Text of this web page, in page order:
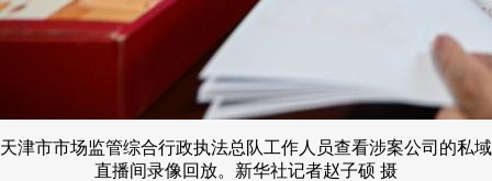
天津市市场监管综合行政执法总队工作人员查看涉案公司的私域
直播间录像回放。新华社记者赵子硕 摄